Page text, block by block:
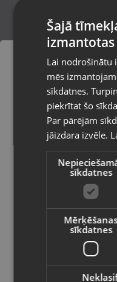
Kastīte
Liepāja, Lielā iela 4
Stāvoklis Jauns
2.60€
Kastīte
Pasūtījumi
izvēlēto
Vietnes saturs
valodā
Valsts
Latviešu /
Šajā
Lai nodrošinātu
mēs
sīkdatnes.
piekrītat šo
Par pārējām
jāizdara izvēle.
sīkdatnes
sīkdatnes